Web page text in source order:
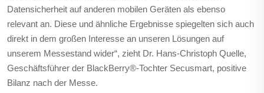
Datensicherheit auf anderen mobilen Geräten als ebenso
relevant an. Diese und ähnliche Ergebnisse spiegelten sich auch
direkt in dem großen Interesse an unseren Lösungen auf
unserem Messestand wider“, zieht Dr. Hans-Christoph Quelle,
Geschäftsführer der BlackBerry®-Tochter Secusmart, positive
Bilanz nach der Messe.